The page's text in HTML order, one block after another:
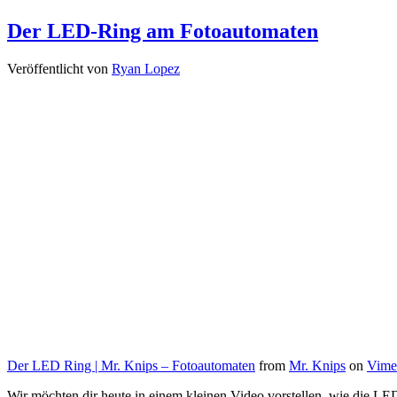
Der LED-Ring am Fotoautomaten
Veröffentlicht von Ryan Lopez
Der LED Ring | Mr. Knips – Fotoautomaten from Mr. Knips on